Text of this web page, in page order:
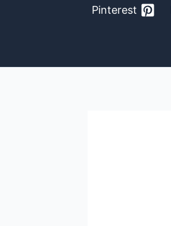
Pinterest